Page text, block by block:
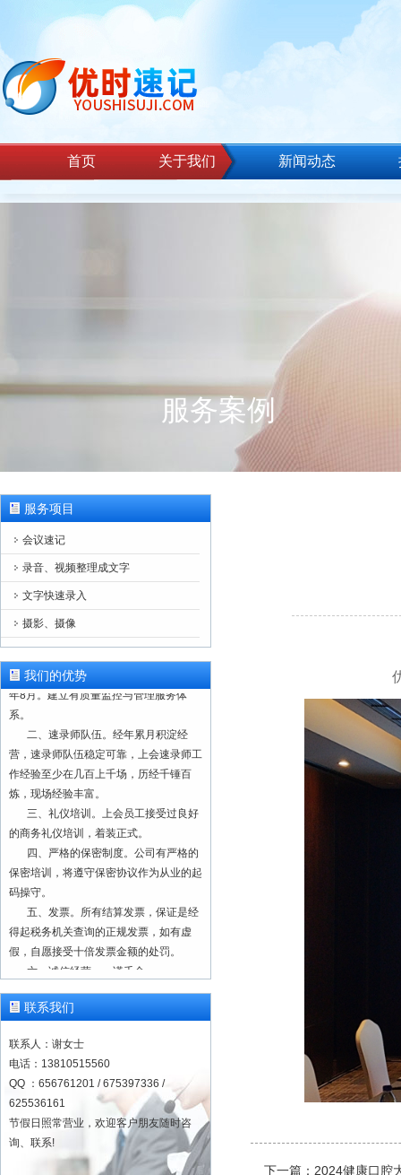
首页 关于我们 新闻动态
服务案例
服务项目
会议速记
录音、视频整理成文字
文字快速录入
摄影、摄像
我们的优势
一、正规注册，合法经营。本单位为
正规注册公司（营业执照注册号：
91110228103008056T），成立于2000
年8月。建立有质量监控与管理服务体
系。
二、速录师队伍。经年累月积淀经
营，速录师队伍稳定可靠，上会速录师工
作经验至少在几百上千场，历经千锤百
炼，现场经验丰富。
三、礼仪培训。上会员工接受过良好
的商务礼仪培训，着装正式。
四、严格的保密制度。公司有严格的
保密培训，将遵守保密协议作为从业的起
码操守。
五、发票。所有结算发票，保证是经
得起税务机关查询的正规发票，如有虚
假，自愿接受十倍发票金额的处罚。
六、诚信经营，一诺千金。
13810515560
正规注册公司（营业执照注册号：
91110228103008056T），成立于2000
年8月。建立有质量监控与管理服务体
系。
二、速录师队伍。经年累月积淀经
营，速录师队伍稳定可靠，上会速录师工
作经验至少在几百上千场，历经千锤百
联系我们
联系人：谢女士
电话：13810515560
QQ ：656761201 / 675397336 /
625536161
节假日照常营业，欢迎客户朋友随时咨
询、联系!
下一篇： 2024健康口腔